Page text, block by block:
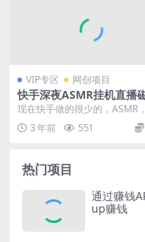
VIP专区 网创项目
快手深夜ASMR挂机直播
小铃铛多方面收益
现在快手做的很少的，ASMR
需要特别走色粉路线。 但是有
有特点。这种直播...
3 年前 551
热门项目
通过赚钱
up赚钱